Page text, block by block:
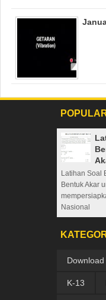
Latihan Soal
Bentuk Akar
Nasional
Download
K-13